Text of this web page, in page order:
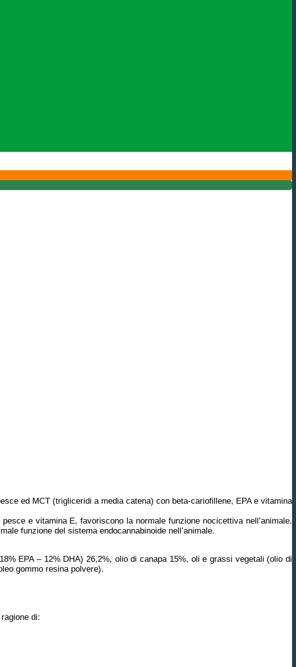
ed MCT (trigliceridi a media catena) con beta-cariofillene, EPA e vitamina
e vitamina E, favoriscono la normale funzione nocicettiva nell’animale.
funzione del sistema endocannabinoide nell’animale.
EPA – 12% DHA) 26,2%, olio di canapa 15%, oli e grassi vegetali (olio di
gommo resina polvere).
di: